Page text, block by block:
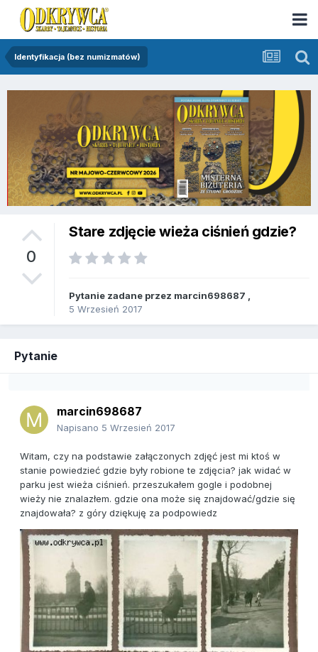
Identyfikacja (bez numizmatów)
0
Stare zdjęcie wieża ciśnień gdzie?
Pytanie zadane przez marcin698687
5 Wrzesień 2017
Pytanie
marcin698687
Napisano 5 Wrzesień 2017
Witam, czy na podstawie załączonych zdjęć jest mi ktoś w
stanie powiedzieć gdzie były robione te zdjęcia? jak widać w
parku jest wieża ciśnień. przeszukałem gogle i podobnej
wieży nie znalazłem. gdzie ona może się znajdować/gdzie się
znajdowała? z góry dziękuję za podpowiedz